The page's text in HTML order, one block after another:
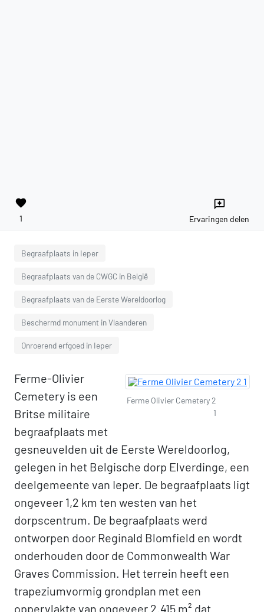
favorite
1
reviews
Ervaringen delen
Begraafplaats in Ieper
Begraafplaats van de CWGC in België
Begraafplaats van de Eerste Wereldoorlog
Beschermd monument in Vlaanderen
Onroerend erfgoed in Ieper
Ferme Olivier Cemetery 2
1
Ferme-Olivier
Cemetery is een
Britse militaire
begraafplaats met
gesneuvelden uit de Eerste Wereldoorlog,
gelegen in het Belgische dorp Elverdinge, een
deelgemeente van Ieper. De begraafplaats ligt
ongeveer 1,2 km ten westen van het
dorpscentrum. De begraafplaats werd
ontworpen door Reginald Blomfield en wordt
onderhouden door de Commonwealth War
Graves Commission. Het terrein heeft een
trapeziumvormig grondplan met een
oppervlakte van ongeveer 2.415 m² dat